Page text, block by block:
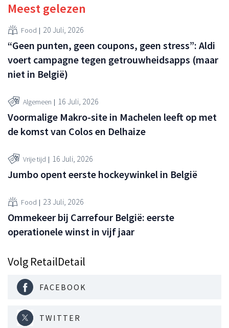
Meest gelezen
Food 20 Juli, 2026
“Geen punten, geen coupons, geen stress”: Aldi
voert campagne tegen getrouwheidsapps (maar
niet in België)
Algemeen 16 Juli, 2026
Voormalige Makro-site in Machelen leeft op met
de komst van Colos en Delhaize
Vrije tijd 16 Juli, 2026
Jumbo opent eerste hockeywinkel in België
Food 23 Juli, 2026
Ommekeer bij Carrefour België: eerste
operationele winst in vijf jaar
Volg RetailDetail
FACEBOOK
TWITTER